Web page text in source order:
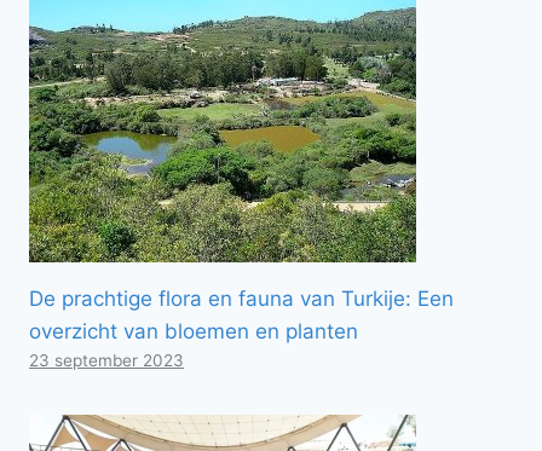
De prachtige flora en fauna van Turkije: Een
overzicht van bloemen en planten
23 september 2023